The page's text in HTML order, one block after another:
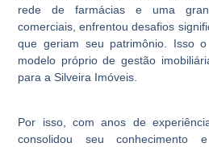
rede de farmácias e uma
comerciais, enfrentou desafios
que geriam seu patrimônio. Isso
modelo próprio de gestão
para a Silveira Imóveis.
Por isso, com anos de
consolidou seu conhecimento